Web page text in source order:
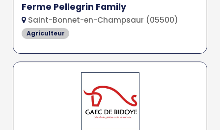
Ferme Pellegrin Family
Saint-Bonnet-en-Champsaur (05500)
Agriculteur